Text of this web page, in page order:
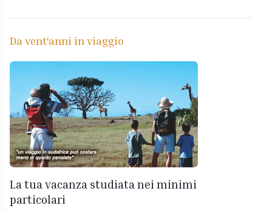
Da vent'anni in viaggio
La tua vacanza studiata nei minimi
particolari